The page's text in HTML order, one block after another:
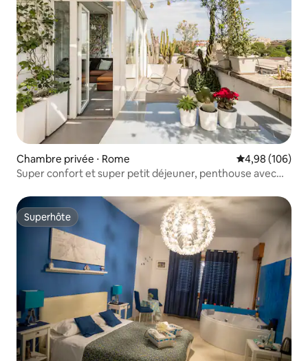
Chambre privée ⋅ Rome Évaluation
4,98 (106)
Super confort et super petit déjeuner, penthouse avec
Superhôte
Superhôte